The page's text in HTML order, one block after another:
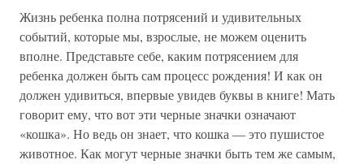
Жизнь ребенка полна потрясений и удивительных
событий, которые мы, взрослые, не можем оценить
вполне. Представьте себе, каким потрясением для
ребенка должен быть сам процесс рождения! И как он
должен удивиться, впервые увидев буквы в книге! Мать
говорит ему, что вот эти черные значки означают
«кошка». Но ведь он знает, что кошка — это пушистое
животное. Как могут черные значки быть тем же самым,